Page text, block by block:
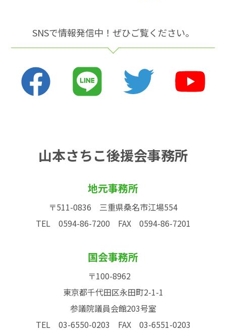
SNSで情報発信中！ぜひご覧ください。
山本さちこ後援会事務所
地元事務所
〒511-0836 三重県桑名市江場554
TEL 0594-86-7200 FAX 0594-86-7201
国会事務所
〒100-8962
東京都千代田区永田町2-1-1
参議院議員会館203号室
TEL 03-6550-0203 FAX 03-6551-0203